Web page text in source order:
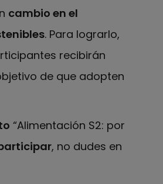
cambio en el
. Para lograrlo,
recibirán
de que adopten
“Alimentación S2: por
, no dudes en